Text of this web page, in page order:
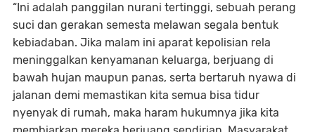
“Ini adalah panggilan nurani tertinggi, sebuah perang
suci dan gerakan semesta melawan segala bentuk
kebiadaban. Jika malam ini aparat kepolisian rela
meninggalkan kenyamanan keluarga, berjuang di
bawah hujan maupun panas, serta bertaruh nyawa di
jalanan demi memastikan kita semua bisa tidur
nyenyak di rumah, maka haram hukumnya jika kita